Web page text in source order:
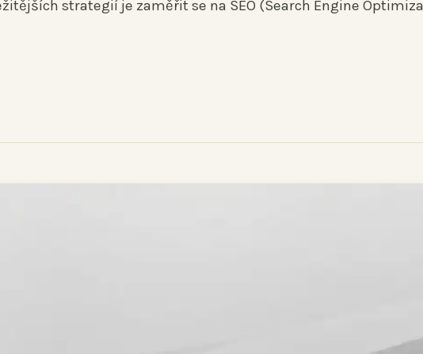
strategií je zaměřit se na SEO (Search Engine